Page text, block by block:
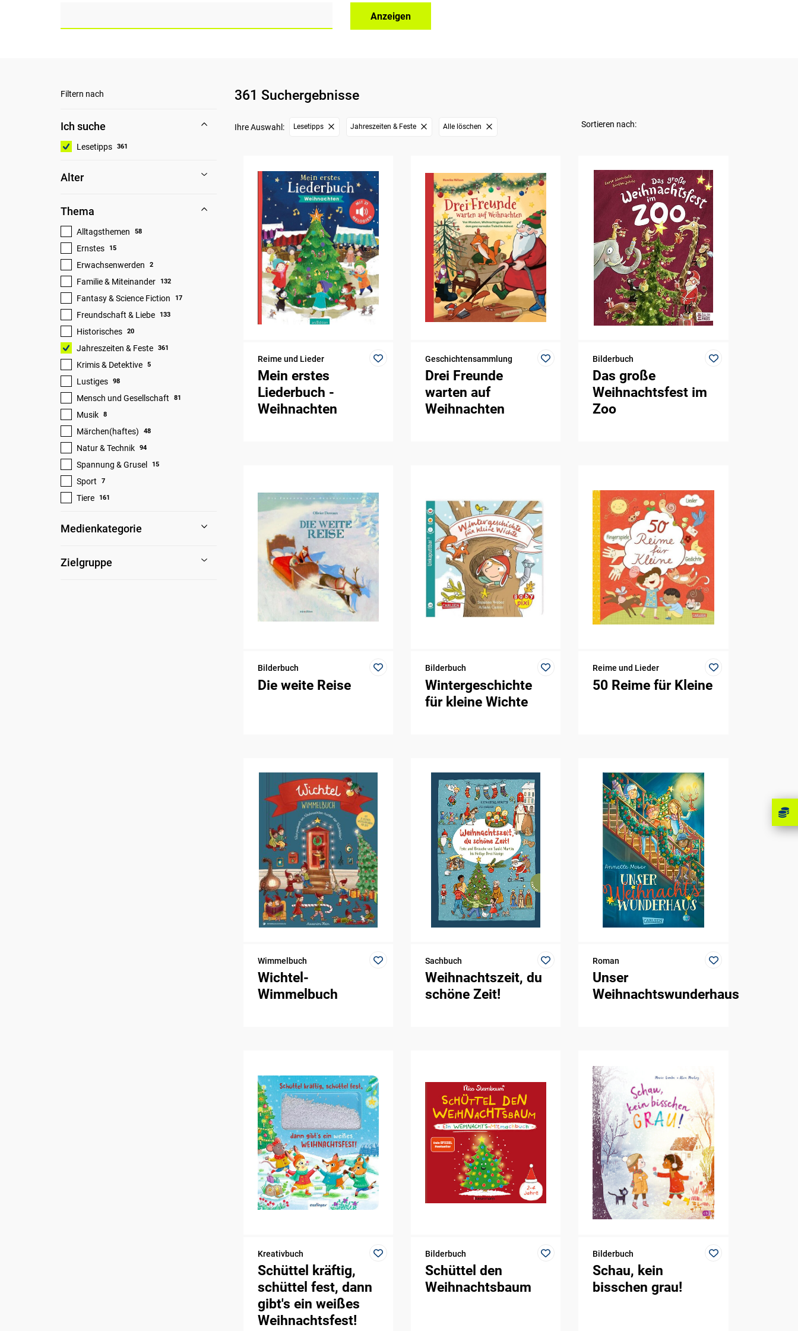
Anzeigen
Filtern nach
Ich suche
Lesetipps 361
Alter
Thema
Alltagsthemen 58
Ernstes 15
Erwachsenwerden 2
Familie & Miteinander 132
Fantasy & Science Fiction 17
Freundschaft & Liebe 133
Historisches 20
Jahreszeiten & Feste 361
Krimis & Detektive 5
Lustiges 98
Mensch und Gesellschaft 81
Musik 8
Märchen(haftes) 48
Natur & Technik 94
Spannung & Grusel 15
Sport 7
Tiere 161
Medienkategorie
Zielgruppe
361 Suchergebnisse
Ihre Auswahl: Lesetipps Jahreszeiten & Feste Alle löschen Sortieren nach:
Reime und Lieder
Mein erstes
Liederbuch -
Weihnachten
Geschichtensammlung
Drei Freunde
warten auf
Weihnachten
Bilderbuch
Das große
Weihnachtsfest im
Zoo
Bilderbuch
Die weite Reise
Bilderbuch
Wintergeschichte
für kleine Wichte
Reime und Lieder
50 Reime für Kleine
Wimmelbuch
Wichtel-
Wimmelbuch
Sachbuch
Weihnachtszeit, du
schöne Zeit!
Roman
Unser
Weihnachtswunderhaus
Kreativbuch
Schüttel kräftig,
schüttel fest, dann
gibt's ein weißes
Weihnachtsfest!
Bilderbuch
Schüttel den
Weihnachtsbaum
Bilderbuch
Schau, kein
bisschen grau!